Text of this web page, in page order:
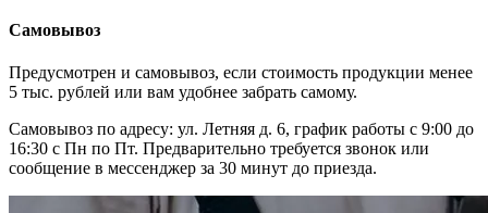
Самовывоз
Предусмотрен и самовывоз, если стоимость продукции менее
5 тыс. рублей или вам удобнее забрать самому.
Самовывоз по адресу: ул. Летняя д. 6, график работы с 9:00 до
16:30 с Пн по Пт. Предварительно требуется звонок или
сообщение в мессенджер за 30 минут до приезда.